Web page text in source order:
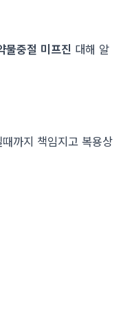
물중절 미프진 대해 알
까지 책임지고 복용상